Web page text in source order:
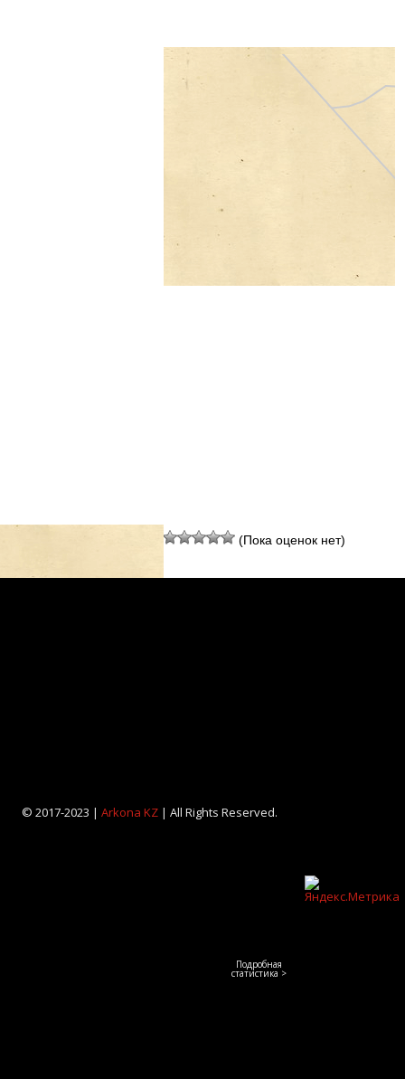
(Пока оценок нет)
© 2017-2023 | Arkona KZ| All Rights Reserved.
Подробная
статистика >